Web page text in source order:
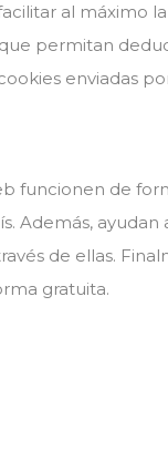
al máximo
permitan
enviadas
funcionen de
Además, ayudan
de ellas.
gratuita.